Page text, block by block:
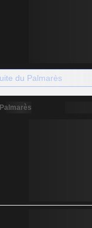
du Palmarès
Palmarès